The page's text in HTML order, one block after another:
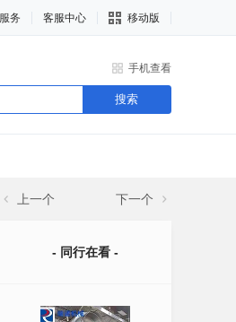
务 客服中心 移动版
手机查看
搜索
上一个 下一个
- 同行在看 -